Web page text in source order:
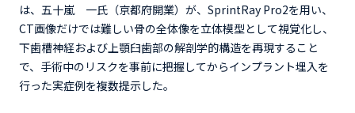
は、五十嵐 一氏（京都府開業）が、SprintRay Pro2を用い、
CT画像だけでは難しい骨の全体像を立体模型として視覚化し、
下歯槽神経および上顎臼歯部の解剖学的構造を再現すること
で、手術中のリスクを事前に把握してからインプラント埋入を
行った実症例を複数提示した。